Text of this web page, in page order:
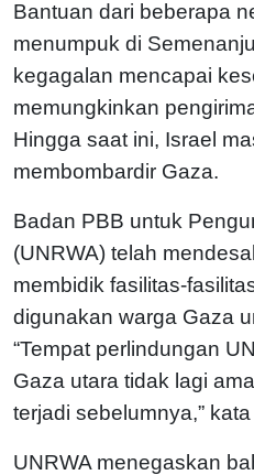
Bantuan dari beberapa
menumpuk di
kegagalan mencapai
memungkinkan
Hingga saat ini, Israel
membombardir Gaza.
Badan PBB untuk
(UNRWA) telah
membidik fasilitas-
digunakan warga Gaza
“Tempat perlindungan
Gaza utara tidak lagi
terjadi sebelumnya,”
UNRWA menegaskan